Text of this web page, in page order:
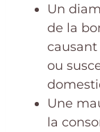
Un
de la
ou
Une
la